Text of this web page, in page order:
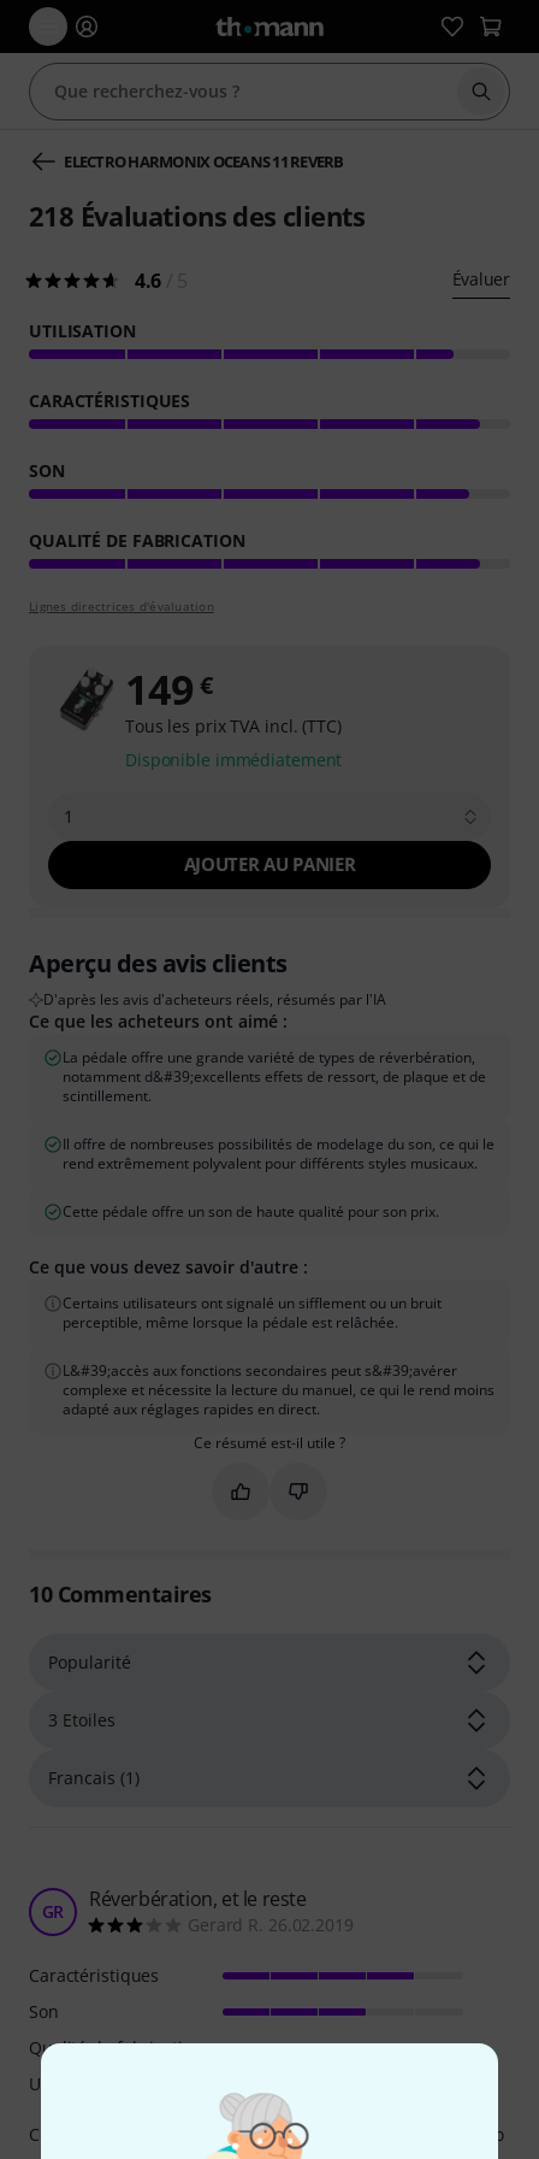
ELECTRO HARMONIX OCEANS 11 REVERB
218 Évaluations des clients
4.6 Évaluer
UTILISATION
CARACTÉRISTIQUES
SON
QUALITÉ DE FABRICATION
Lignes directrices d'évaluation
149 €
Tous les prix TVA incl. (TTC)
Disponible immédiatement
1
AJOUTER AU PANIER
Aperçu des avis clients
D'après les avis d'acheteurs réels, résumés par l'IA
Ce que les acheteurs ont aimé :
La pédale offre une grande variété de types de réverbération,
notamment d&#39;excellents effets de ressort, de plaque et de
scintillement.
Il offre de nombreuses possibilités de modelage du son, ce qui le
rend extrêmement polyvalent pour différents styles musicaux.
Cette pédale offre un son de haute qualité pour son prix.
Ce que vous devez savoir d'autre :
Certains utilisateurs ont signalé un sifflement ou un bruit
perceptible, même lorsque la pédale est relâchée.
L&#39;accès aux fonctions secondaires peut s&#39;avérer
complexe et nécessite la lecture du manuel, ce qui le rend moins
adapté aux réglages rapides en direct.
Ce résumé est-il utile ?
Marquer ce résumé comme utile
Marquer ce résumé comme
10Commentaires
GR Réverbération, et le reste
Gerard R. 26.02.2019
Ce que j'ai aimé le plus dans cette réverbération: le trémolo
Caractéristiques
Son
Qualité de fabrication
Utilisation